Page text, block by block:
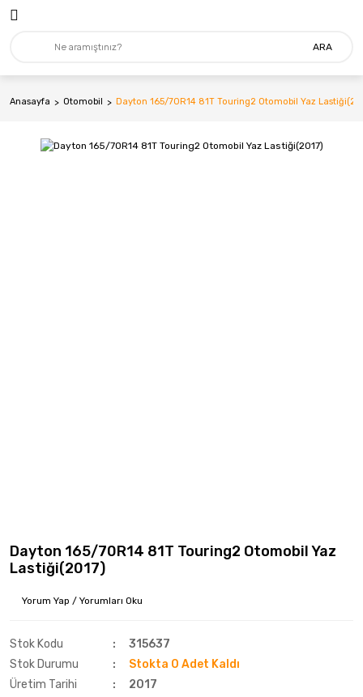
ARA
Anasayfa Otomobil Dayton 165/70R14 81T Touring2 Otomobil Yaz
Dayton 165/70R14 81T Touring2 Otomobil Yaz
Lastiği(2017)
Yorum Yap / Yorumları Oku
Stok Kodu
315637
Stok Durumu
Stokta 0 Adet Kaldı
Üretim Tarihi
2017